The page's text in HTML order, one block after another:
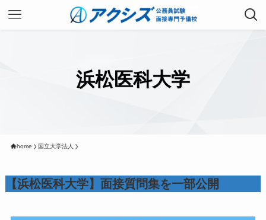
浜松医科大学
home 国立大学法人
【浜松医科大学】面接質問集を一部公開